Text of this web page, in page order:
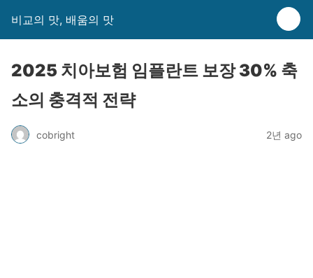
비교의 맛, 배움의 맛
2025 치아보험 임플란트 보장 30% 축
소의 충격적 전략
cobright 2년 ago